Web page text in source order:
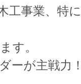
工事業、特
す。
ーが主戦力